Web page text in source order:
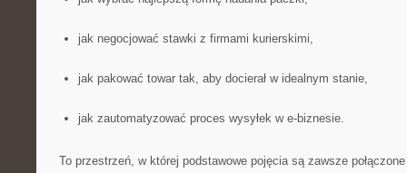
jak negocjować stawki z firmami kurierskimi,
jak pakować towar tak, aby docierał w idealnym stanie,
jak zautomatyzować proces wysyłek w e-biznesie.
To przestrzeń, w której podstawowe pojęcia są zawsze